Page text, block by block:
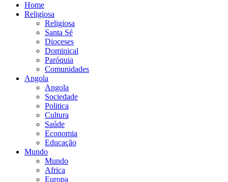
Home
Religiosa
Religiosa
Santa Sé
Dioceses
Dominical
Paróquia
Comunidades
Angola
Angola
Sociedade
Politica
Cultura
Saúde
Economia
Educação
Mundo
Mundo
Africa
Europa